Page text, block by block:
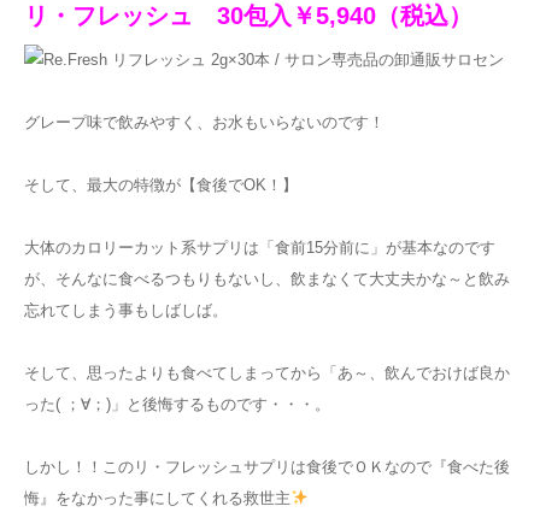
リ・フレッシュ 30包入￥5,940（税込）
グレープ味で飲みやすく、お水もいらないのです！
そして、最大の特徴が【食後でOK！】
大体のカロリーカット系サプリは「食前15分前に」が基本なのです
が、そんなに食べるつもりもないし、飲まなくて大丈夫かな～と飲み
忘れてしまう事もしばしば。
そして、思ったよりも食べてしまってから「あ～、飲んでおけば良か
った( ；∀；)」と後悔するものです・・・。
しかし！！このリ・フレッシュサプリは食後でＯＫなので『食べた後
悔』をなかった事にしてくれる救世主